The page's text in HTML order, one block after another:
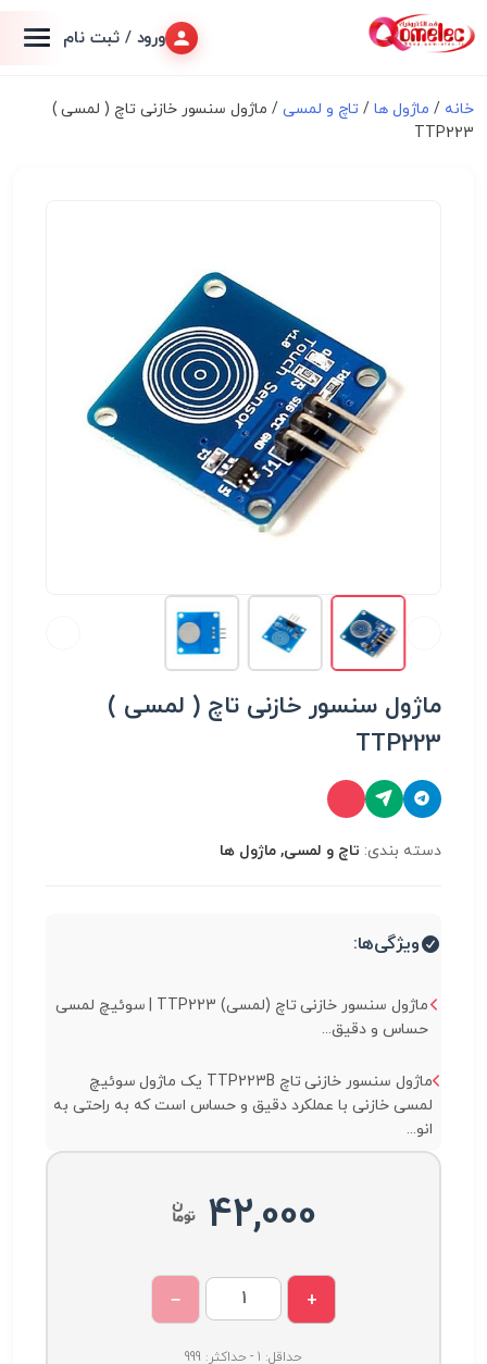
ورود / ثبت نام
خانه / ماژول ها/ تاچ و لمسی / ماژول سنسور خازنی تاچ ( لمسی )
TTP223
ماژول سنسور خازنی تاچ ( لمسی )
TTP223
دسته بندی: تاچ و لمسی, ماژول ها
ویژگی‌ها:
ماژول سنسور خازنی تاچ (لمسی) TTP223 | سوئیچ لمسی
حساس و دقیق...
ماژول سنسور خازنی تاچ TTP223B یک ماژول سوئیچ
لمسی خازنی با عملکرد دقیق و حساس است که به راحتی به
انو...
42,000
+
−
حداقل: 1 - حداکثر: 999